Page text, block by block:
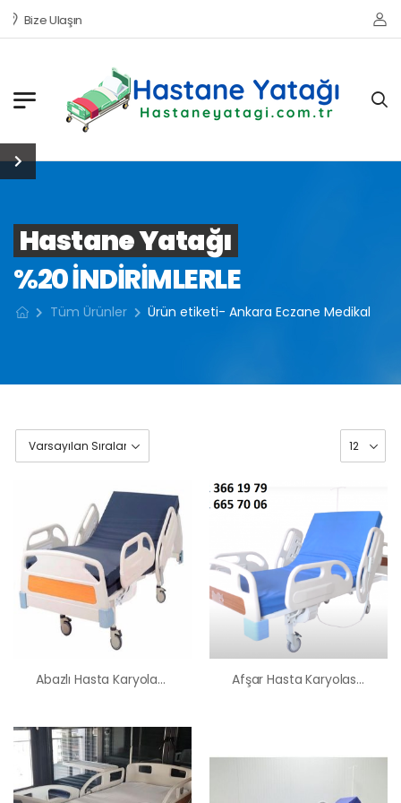
Bize Ulaşın
Hastane Yatağı
%20 INDIRIMLERLE
Tüm Ürünler Ürün etiketi- Ankara Eczane Medikal
HK-60 – 2
MOTORLU
ABS
Abazlı Hasta Karyolası Satış Kiralama Fiyatı Afşar Hasta Karyolası Satış Kiralama Fiyatı